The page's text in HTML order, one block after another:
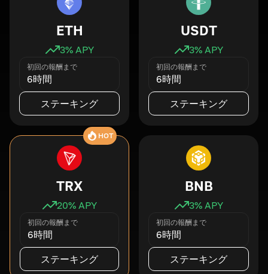
ETH
3% APY
初回の報酬まで
6時間
ステーキング
USDT
3% APY
初回の報酬まで
6時間
ステーキング
HOT
TRX
20% APY
初回の報酬まで
6時間
ステーキング
BNB
3% APY
初回の報酬まで
6時間
ステーキング